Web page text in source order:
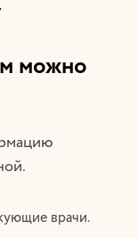
можно
врачи.